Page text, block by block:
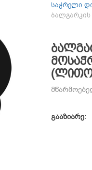
საჭრელი
გააზიარე: